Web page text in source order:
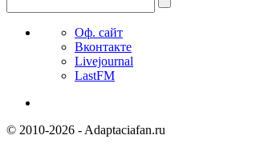
Оф. сайт
Вконтакте
Livejournal
LastFM
© 2010-2026 - Adaptaciafan.ru